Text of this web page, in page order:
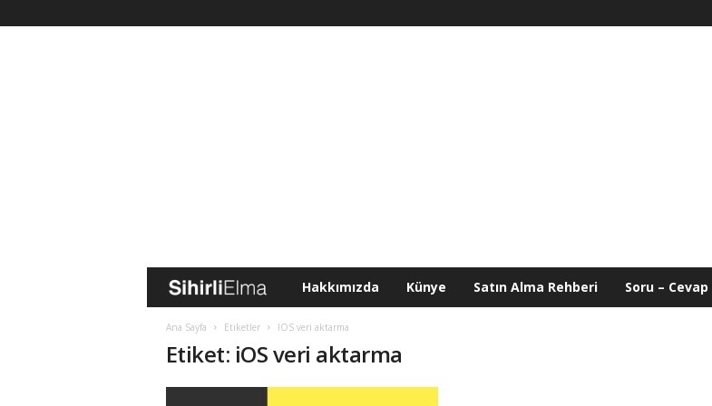
i
h
Hakkımızda Künye Satın Alma Rehberi Soru – Cevap
Ana Sayfa Etiketler IOS veri aktarma
Etiket: iOS veri aktarma